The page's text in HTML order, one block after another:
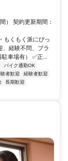
） 契約更新期間：
もくもく派にぴっ
、経験不問、ブラ
車場有） ✅正...
バイク通勤OK
者歓迎
経験者歓迎
長期歓迎